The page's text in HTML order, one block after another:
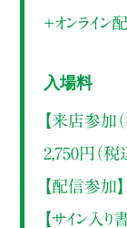
＋オンライン
入場料
【来店参加（
2,750円（税
【配信参加
【サイン入